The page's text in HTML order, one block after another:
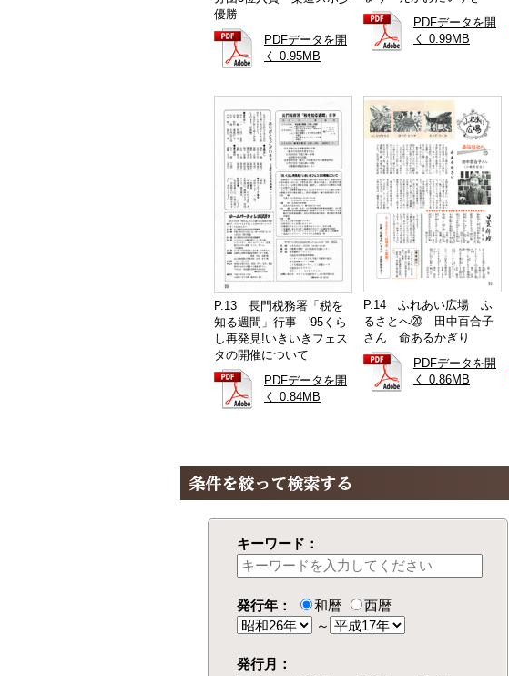
優勝
PDFデータを開
く 0.95MB
PDFデータを開
く 0.99MB
P.13 長門税務署「税を
知る週間」行事 '95くら
し再発見!いきいきフェス
タの開催について
PDFデータを開
く 0.84MB
P.14 ふれあい広場 ふ
るさとへ⑳ 田中百合子
さん 命あるかぎり
PDFデータを開
く 0.86MB
キーワード：
発行年： 和暦
西暦
～
発行月：